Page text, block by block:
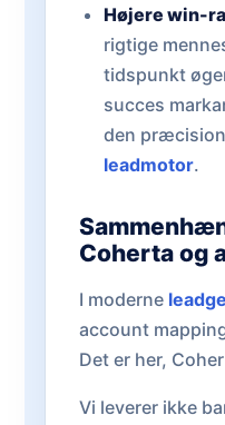
Højere win-
rigtige
tidspunkt
succes
den
leadmotor.
Coherta og
I moderne
account
Det er her,
Vi leverer ikke